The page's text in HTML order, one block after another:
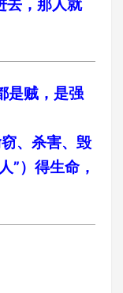
去，那人就
是贼，是强
、杀害、毁
”）得生命，